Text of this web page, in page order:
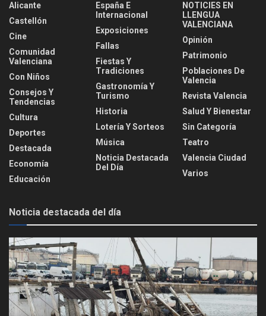
Alicante
Castellón
Cine
Comunidad
Valenciana
Con Niños
Consejos Y
Tendencias
Cultura
Deportes
Destacada
Economía
Educación
España E
Internacional
Exposiciones
Fallas
Fiestas Y
Tradiciones
Gastronomía Y
Turismo
Historia
Lotería Y Sorteos
Música
Noticia Destacada
Del Día
NOTICIES EN
LLENGUA
VALENCIANA
Opinión
Patrimonio
Poblaciones De
Valencia
Revista Valencia
Salud Y Bienestar
Sin Categoría
Teatro
Valencia Ciudad
Varios
Noticia destacada del día